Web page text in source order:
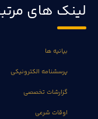
لینک های
بیانیه ها
پرسشنامه الکترونیکی
گزارشات تخصصی
اوقات شرعی